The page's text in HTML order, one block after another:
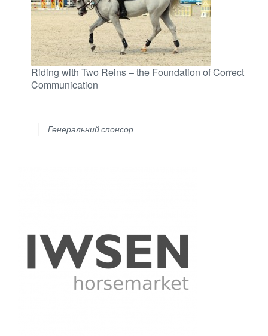
Riding with Two Reins – the Foundation of Correct
Communication
Генеральний спонсор